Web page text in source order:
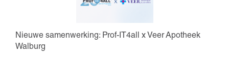
Nieuwe samenwerking: Prof-IT4all x Veer Apotheek
Walburg